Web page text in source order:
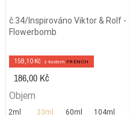
č.34/Inspirováno Viktor & Rolf -
Flowerbomb
158,10 Kč z kodem FRENCH
186,00 Kč
Objem
2ml 33ml 60ml 104ml